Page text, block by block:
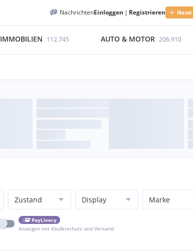
NachrichtenEinloggen | Registrieren
IMMOBILIEN 112.745 AUTO & MOTOR 206.910
Zustand Display Marke
PayLivery
Anzeigen mit Käuferschutz und Versand